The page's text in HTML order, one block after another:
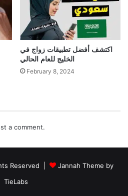
اكتشف أفضل تطبيقات زواج في
الخليج للعام الحالي
February 8, 2024
a comment.
Reserved |
Jannah Theme by
TieLabs